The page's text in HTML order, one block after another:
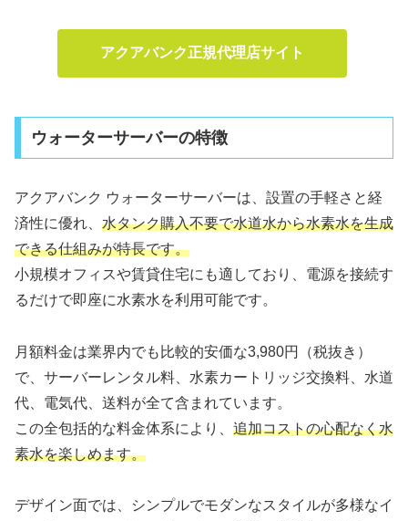
アクアバンク正規代理店サイト
ウォーターサーバーの特徴
アクアバンク ウォーターサーバーは、設置の手軽さと経
済性に優れ、 水タンク購入不要で水道水から水素水を生成
できる仕組みが特長です。
小規模オフィスや賃貸住宅にも適しており、電源を接続す
るだけで即座に水素水を利用可能です。
月額料金は業界内でも比較的安価な3,980円（税抜き）
で、サーバーレンタル料、水素カートリッジ交換料、水道
代、電気代、送料が全て含まれています。
この全包括的な料金体系により、 追加コストの心配なく水
素水を楽しめます。
デザイン面では、シンプルでモダンなスタイルが多様なイ